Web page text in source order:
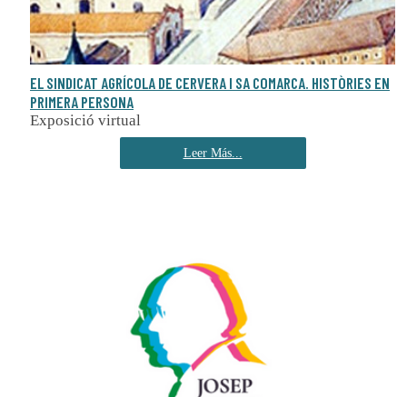
EL SINDICAT AGRÍCOLA DE CERVERA I SA COMARCA. HISTÒRIES EN
PRIMERA PERSONA
Exposició virtual
Leer Más...